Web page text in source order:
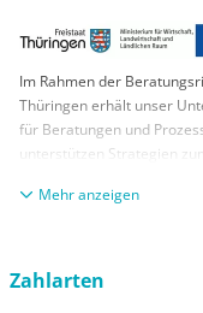
Im Rahmen der
Thüringen erhält unser
für Beratungen und
unterstützen Strategien
KMUs. Die daraus
aus Mitteln des
anzeigen
Zahlarten